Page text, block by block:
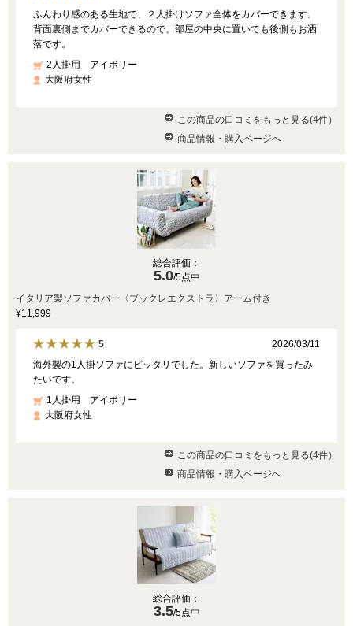
ふんわり感のある生地で、２人掛けソファ全体をカバーできます。
背面裏側までカバーできるので、部屋の中央に置いても後側もお洒
落です。
2人掛用 アイボリー
大阪府女性
この商品の口コミをもっと見る(4件）
商品情報・購入ページへ
総合評価：
5.0/5点中
イタリア製ソファカバー〈ブックレエクストラ〉アーム付き
¥11,999
5
2026/03/11
海外製の1人掛ソファにピッタリでした。新しいソファを買ったみ
たいです。
1人掛用 アイボリー
大阪府女性
この商品の口コミをもっと見る(4件）
商品情報・購入ページへ
総合評価：
3.5/5点中